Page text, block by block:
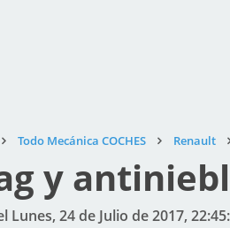
Todo Mecánica COCHES Renault
y
24 de Julio de 2017,